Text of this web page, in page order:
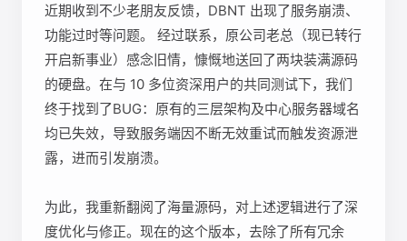
近期收到不少老朋友反馈，DBNT 出现了服务崩溃、
功能过时等问题。 经过联系，原公司老总（现已转行
开启新事业）感念旧情，慷慨地送回了两块装满源码
的硬盘。在与 10 多位资深用户的共同测试下，我们
终于找到了BUG：原有的三层架构及中心服务器域名
均已失效，导致服务端因不断无效重试而触发资源泄
露，进而引发崩溃。
为此，我重新翻阅了海量源码，对上述逻辑进行了深
度优化与修正。现在的这个版本，去除了所有冗余